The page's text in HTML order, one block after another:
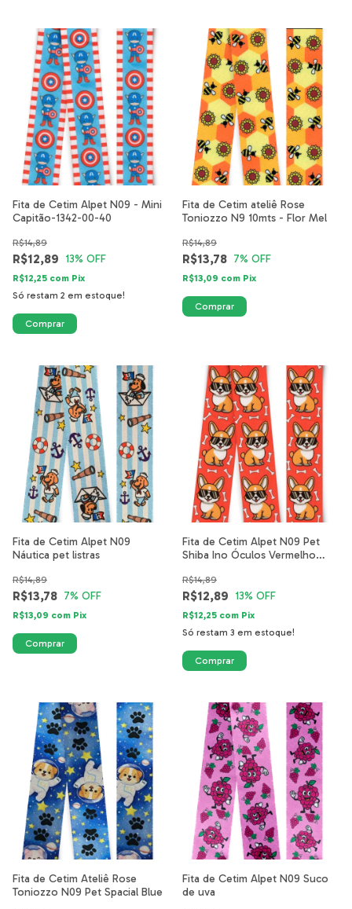
Fita de Cetim Alpet N09 - Mini
Capitão-1342-00-40
R$12,89
R$14,89
13% OFF
R$12,25 com Pix
Só restam 2 em estoque!
Fita de Cetim ateliê Rose
Toniozzo N9 10mts - Flor Mel
R$13,78
R$14,89
7% OFF
R$13,09 com Pix
Fita de Cetim Alpet N09
Náutica pet listras
R$13,78
R$14,89
7% OFF
R$13,09 com Pix
Fita de Cetim Alpet N09 Pet
Shiba Ino Óculos Vermelho
R$12,89
R$14,89
13% OFF
R$12,25 com Pix
Só restam 3 em estoque!
Fita de Cetim Ateliê Rose
Toniozzo N09 Pet Spacial Blue
Fita de Cetim Alpet N09 Suco
de uva